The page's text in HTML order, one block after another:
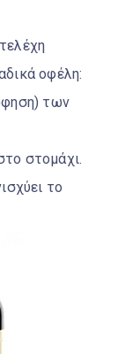
οφέλη:
των
στομάχι.
το